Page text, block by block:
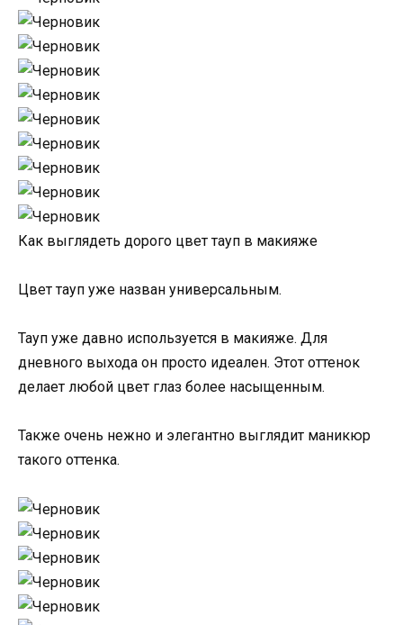
Как выглядеть дорого цвет тауп в макияже
Цвет тауп уже назван универсальным.
Тауп уже давно используется в макияже. Для
дневного выхода он просто идеален. Этот оттенок
делает любой цвет глаз более насыщенным.
Также очень нежно и элегантно выглядит маникюр
такого оттенка.